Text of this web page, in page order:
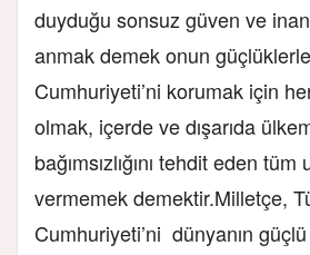
duyduğu sonsuz güven ve
anmak demek onun
Cumhuriyeti’ni korumak için
olmak, içerde ve dışarıda
bağımsızlığını tehdit eden
vermemek demektir.​Milletçe,
Cumhuriyeti’ni dünyanın